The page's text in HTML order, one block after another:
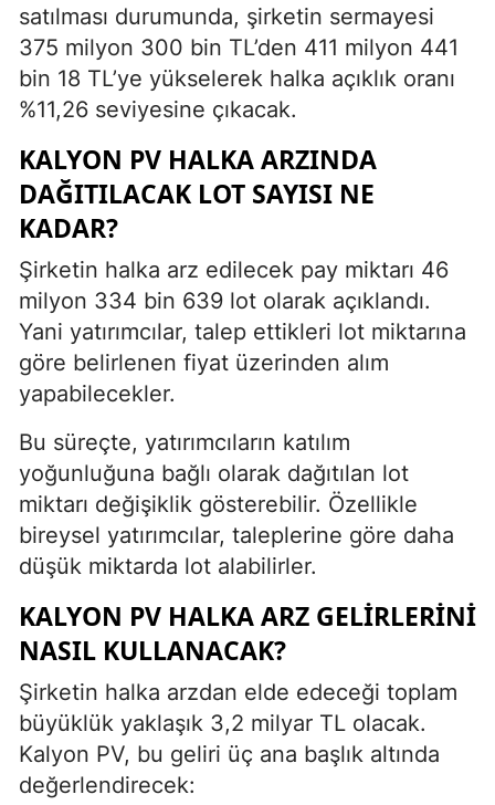
satılması durumunda, şirketin sermayesi
375 milyon 300 bin TL’den 411 milyon 441
bin 18 TL’ye yükselerek halka açıklık oranı
%11,26 seviyesine çıkacak.
KALYON PV HALKA ARZINDA
DAĞITILACAK LOT SAYISI NE
KADAR?
Şirketin halka arz edilecek pay miktarı 46
milyon 334 bin 639 lot olarak açıklandı.
Yani yatırımcılar, talep ettikleri lot miktarına
göre belirlenen fiyat üzerinden alım
yapabilecekler.
Bu süreçte, yatırımcıların katılım
yoğunluğuna bağlı olarak dağıtılan lot
miktarı değişiklik gösterebilir. Özellikle
bireysel yatırımcılar, taleplerine göre daha
düşük miktarda lot alabilirler.
KALYON PV HALKA ARZ GELIRLERINI
NASIL KULLANACAK?
Şirketin halka arzdan elde edeceği toplam
büyüklük yaklaşık 3,2 milyar TL olacak.
Kalyon PV, bu geliri üç ana başlık altında
değerlendirecek: